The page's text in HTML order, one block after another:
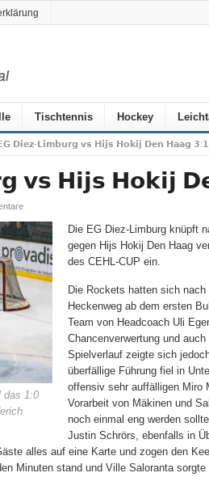
Tischtennis Hockey
𝗗𝗶𝗲𝘇-𝗟𝗶𝗺𝗯𝘂𝗿𝗴 𝘃𝘀 𝗛𝗶𝗷𝘀 𝗛𝗼𝗸𝗶𝗷 𝗗𝗲𝗻 𝗛𝗮𝗮𝗴
𝘃𝘀 𝗛𝗶𝗷𝘀 𝗛𝗼𝗸𝗶𝗷
das 1:0
Die EG Diez-Limburg knüpft
gegen Hijs Hokij Den Haag
des CEHL-CUP ein.
Die Rockets hatten sich
Heckenweg ab dem ersten
Team von Headcoach Uli
Chancenverwertung und
Spielverlauf zeigte sich
überfällige Führung fiel in
offensiv sehr auffälligen Miro
Vorarbeit von Mäkinen und
noch einmal eng werden
Justin Schrörs, ebenfalls in
alles auf eine Karte und zogen den
Minuten stand und Ville Saloranta